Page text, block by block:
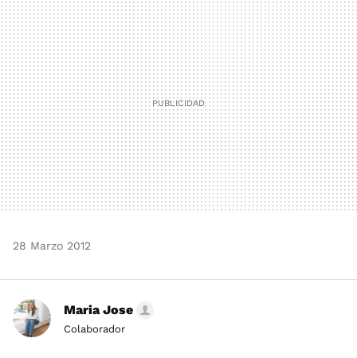
MAIL
28 Marzo 2012
Maria Jose
Colaborador